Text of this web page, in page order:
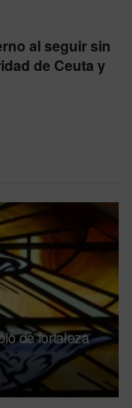
al seguir sin
de Ceuta y
de fortaleza